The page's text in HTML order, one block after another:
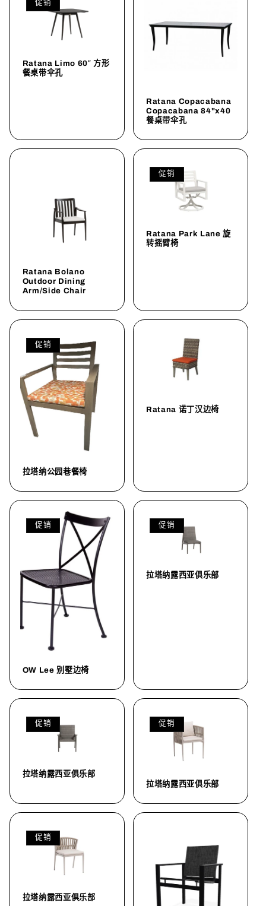
促销
Ratana Limo 60″ 方形
餐桌带伞孔
Ratana Copacabana
Copacabana 84"x40
餐桌带伞孔
Ratana Bolano
Outdoor Dining
Arm/Side Chair
促销
Ratana Park Lane 旋
转摇臂椅
促销
拉塔纳公园巷餐椅
Ratana 诺丁汉边椅
促销
OW Lee 别墅边椅
促销
拉塔纳露西亚俱乐部
促销
拉塔纳露西亚俱乐部
促销
拉塔纳露西亚俱乐部
促销
拉塔纳露西亚俱乐部